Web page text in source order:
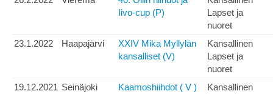
Iivo-cup (P)
Lapset ja
nuoret
23.1.2022
Haapajärvi
XXIV Mika Myllylän
kansalliset (V)
Kansallinen
Lapset ja
nuoret
19.12.2021 Seinäjoki Kaamoshiihdot ( V )
Kansallinen